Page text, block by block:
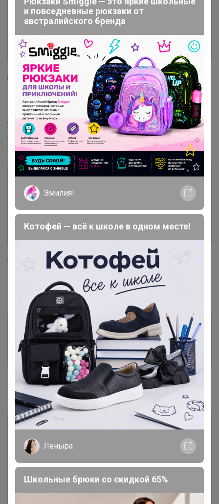
Этот метод позволит установить новый способ
доставки по умолчанию для всех будущих заказов,
однако изменение не затронет уже оформленные
заказы.Для заказов со статусами "Новый заказ",
"Зафиксировано" или "Забронировано" Вы можете
самостоятельно изменить способ получения в самом
заказе.
Откроется вкладка меню с перечнем ранее
выбранных вами пунктов выдачи. Если вам
необходимо сменить место получения заказа,
выберите вкладку «Другой способ».
Введите в поисковую строку ваш населеный пункт,
выберите удобную для вас транспортную компанию
и повседневные рюкзаки от
австралийского бренда
Эмилия!
Котофей — всё к школе в одном месте!
Леныра
Школьные брюки со скидкой 65%